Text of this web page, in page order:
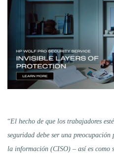
“El hecho de que los trabajadores
seguridad debe ser una
la información (CISO) – así es como